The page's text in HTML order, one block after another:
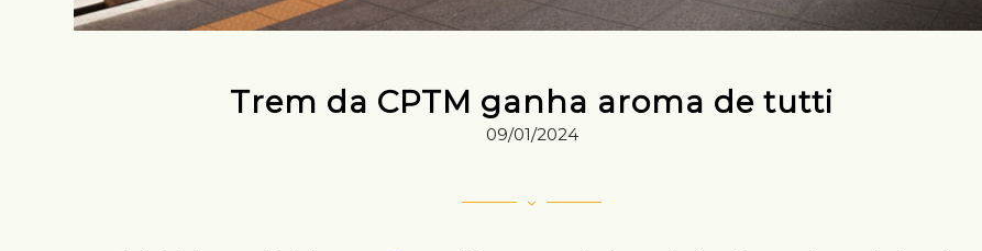
Trem da CPTM ganha aroma de tutti
09/01/2024